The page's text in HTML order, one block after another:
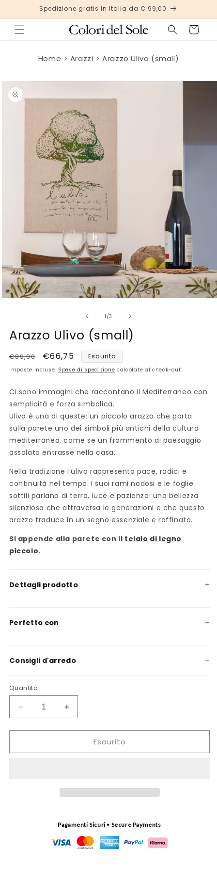
direttamente
ai contenuti
Spedizione gratis in Italia da € 99,00
Carrello
Home Arazzi
Arazzo Ulivo (small)
informazioni
sul
prodotto
finestra
1 /su
3
Arazzo Ulivo (small)
Prezzo
di
€89,00
Prezzo
scontato
€66,75 Esaurito
Imposte incluse. Spese di spedizione calcolate al check-out.
Ci sono immagini che raccontano il Mediterraneo con
semplicità e forza simbolica.
Ulivo è una di queste: un piccolo arazzo che porta
sulla parete uno dei simboli più antichi della cultura
mediterranea, come se un frammento di paesaggio
assolato entrasse nella casa.
Nella tradizione l’ulivo rappresenta pace, radici e
continuità nel tempo. I suoi rami nodosi e le foglie
sottili parlano di terra, luce e pazienza: una bellezza
silenziosa che attraversa le generazioni e che questo
arazzo traduce in un segno essenziale e raffinato.
Si appende alla parete con il telaio di legno
piccolo.
Dettagli prodotto
Perfetto con
Consigli d'arredo
Quantità
Diminuisci
quantità
per
Ulivo
Aumenta
quantità
per
Ulivo
Esaurito
Pagamenti Sicuri • Secure Payments